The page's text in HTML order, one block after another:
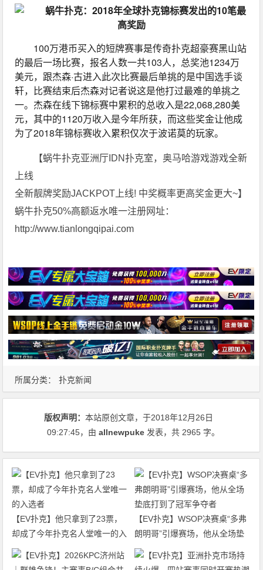
100万港币买入的短牌赛事是传奇扑克超豪赛黑山站
的最后一场比赛，报名人数一共103人，总奖池1234万
美元，跟杰森·古进入此次比赛最后单挑的是中国选手谈
轩，比赛结束后杰森对记者说这是他打过最难的单挑之
一。杰森在线下锦标赛中累积的总收入是22,068,280美
元，其中的1120万收入是今年所获，而这些奖金让他成
为了2018年锦标赛收入累积仅次于波诺莫的玩家。
【蜗牛扑克亚洲厅IDN扑克室，奥马哈游戏游戏全新
上线
全新靓牌奖励JACKPOT上线! 中奖概率更高奖金更大~】
蜗牛扑克50%高额返水唯一注册网址：
http://www.tianlongqipai.com
所属分类： 扑克新闻
版权声明：本站原创文章，于2018年12月26日
09:27:45，由allnewpuke 发表，共 2965 字。
【EV扑克】他只拿到了23票，
却成了今年扑克名人堂唯一的入
选者
【EV扑克】WSOP决赛桌“多弗
朗明哥”引爆赛场，他从全场垫
底打到了冠军争夺者